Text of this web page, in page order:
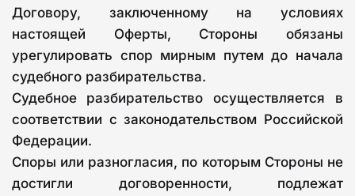
Договору, заключенному на условиях
настоящей Оферты, Стороны обязаны
урегулировать спор мирным путем до начала
судебного разбирательства.
Судебное разбирательство осуществляется в
соответствии с законодательством Российской
Федерации.
Споры или разногласия, по которым Стороны не
достигли договоренности, подлежат